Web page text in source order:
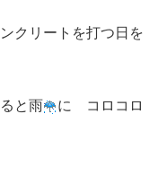
クリートを打つ日を
と雨
に コロコロ